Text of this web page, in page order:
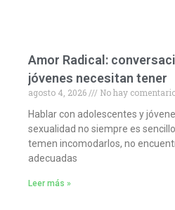
Amor Radical:
jóvenes necesitan tener
agosto 4, 2026
No hay
Hablar con adolescentes y
sexualidad no siempre es
temen incomodarlos, no
adecuadas
Leer más »